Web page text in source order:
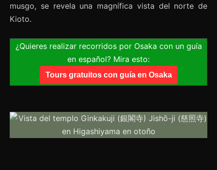
musgo, se revela una magnífica vista del norte de
Kioto.
¿Quieres realizar recorridos por Osaka con un guía
en español? Mira esto:
Tours gratuitos con guía en Osaka